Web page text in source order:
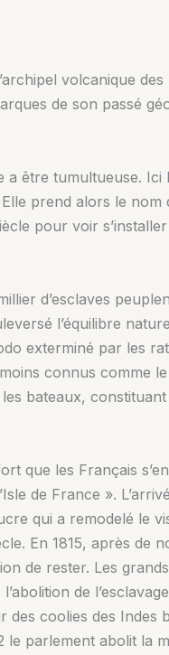
volcanique
de son passé
a être tumultueuse.
prend alors le
pour voir
d’esclaves
l’équilibre
exterminé par les
connus comme
bateaux,
que les Français
de France ».
qui a remodelé le
En 1815, après de
de rester. Les
de
coolies des Indes
le parlement abolit la